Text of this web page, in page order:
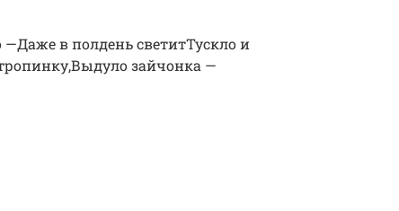
в полдень светитТускло и
зайчонка —